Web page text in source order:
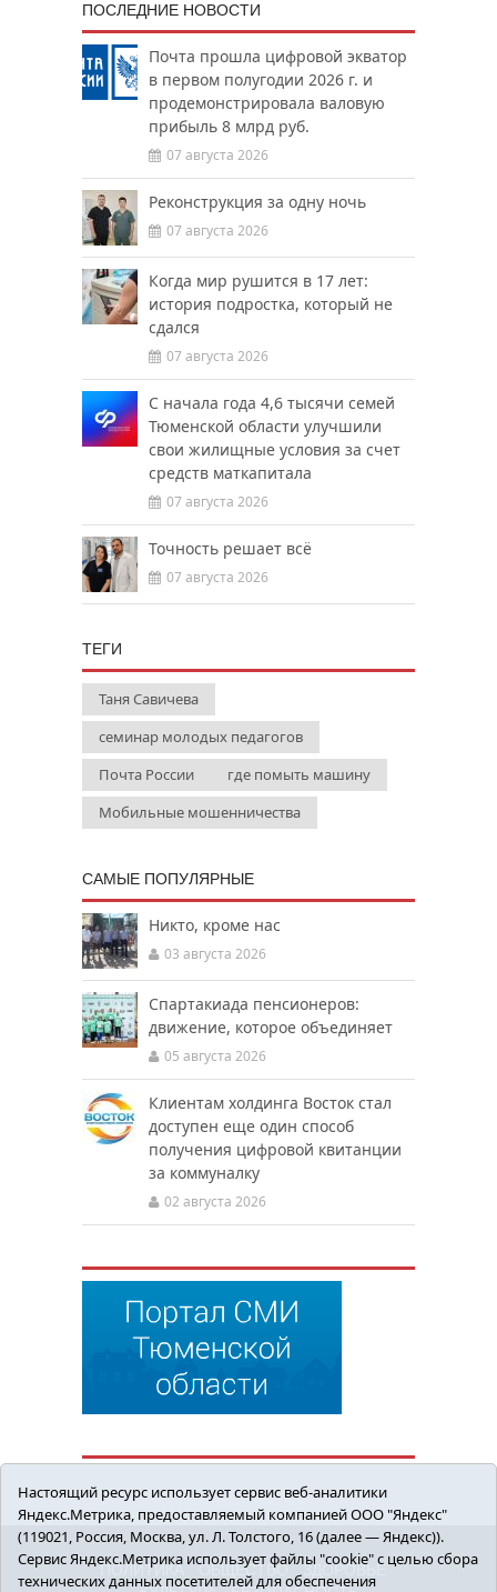
ПОСЛЕДНИЕ НОВОСТИ
Почта прошла цифровой экватор
в первом полугодии 2026 г. и
продемонстрировала валовую
прибыль 8 млрд руб.
07 августа 2026
Реконструкция за одну ночь
07 августа 2026
Когда мир рушится в 17 лет:
история подростка, который не
сдался
07 августа 2026
С начала года 4,6 тысячи семей
Тюменской области улучшили
свои жилищные условия за счет
средств маткапитала
07 августа 2026
Точность решает всё
07 августа 2026
ТЕГИ
Таня Савичева
семинар молодых педагогов
Почта России
где помыть машину
Мобильные мошенничества
САМЫЕ ПОПУЛЯРНЫЕ
Никто, кроме нас
03 августа 2026
Спартакиада пенсионеров:
движение, которое объединяет
05 августа 2026
Клиентам холдинга Восток стал
доступен еще один способ
получения цифровой квитанции
за коммуналку
02 августа 2026
ПОЛИТИКА ОБЩЕСТВО
ЗДОРОВЬЕ
Настоящий ресурс использует сервис веб-аналитики
Яндекс.Метрика, предоставляемый компанией ООО "Яндекс"
(119021, Россия, Москва, ул. Л. Толстого, 16 (далее — Яндекс)).
Сервис Яндекс.Метрика использует файлы "cookie" с целью сбора
технических данных посетителей для обеспечения